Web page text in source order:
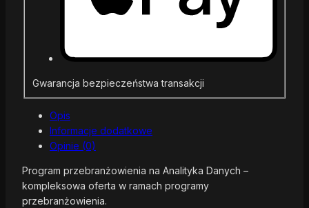
Gwarancja bezpieczeństwa transakcji
Opis
Informacje dodatkowe
Opinie (0)
Program przebranżowienia na Analityka Danych –
kompleksowa oferta w ramach programy
przebranżowienia.